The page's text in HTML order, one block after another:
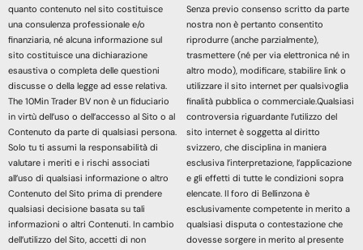
quanto contenuto nel sito costituisce
una consulenza professionale e/o
finanziaria, né alcuna informazione sul
sito costituisce una dichiarazione
esaustiva o completa delle questioni
discusse o della legge ad esse relativa.
The 10Min Trader BV non è un fiduciario
in virtù dell’uso o dell’accesso al Sito o al
Contenuto da parte di qualsiasi persona.
Solo tu ti assumi la responsabilità di
valutare i meriti e i rischi associati
all’uso di qualsiasi informazione o altro
Contenuto del Sito prima di prendere
qualsiasi decisione basata su tali
informazioni o altri Contenuti. In cambio
dell’utilizzo del Sito, accetti di non
Senza previo consenso scritto da parte
nostra non è pertanto consentito
riprodurre (anche parzialmente),
trasmettere (né per via elettronica né in
altro modo), modificare, stabilire link o
utilizzare il sito internet per qualsivoglia
finalità pubblica o commerciale.Qualsiasi
controversia riguardante l’utilizzo del
sito internet è soggetta al diritto
svizzero, che disciplina in maniera
esclusiva l’interpretazione, l’applicazione
e gli effetti di tutte le condizioni sopra
elencate. Il foro di Bellinzona è
esclusivamente competente in merito a
qualsiasi disputa o contestazione che
dovesse sorgere in merito al presente